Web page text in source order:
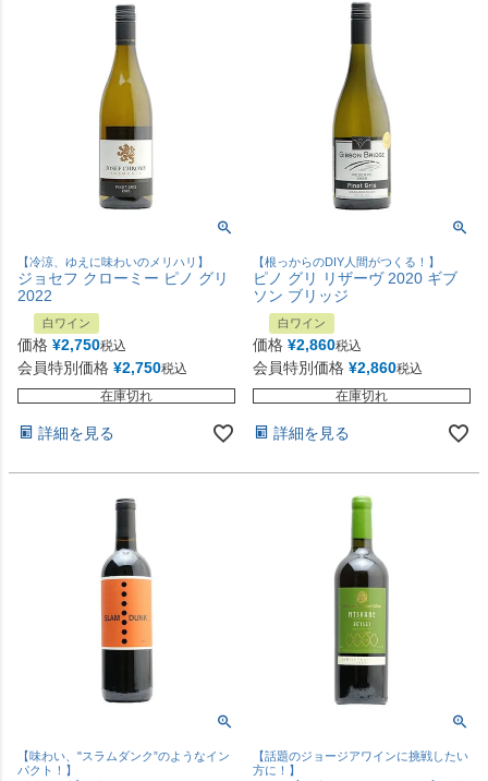
【冷涼、ゆえに味わいのメリハリ】
ジョセフ クローミー ピノ グリ
2022
白ワイン
価格 ¥2,750税込
会員特別価格 ¥2,750税込
在庫切れ
詳細を見る
【根っからのDIY人間がつくる！】
ピノ グリ リザーヴ 2020 ギブ
ソン ブリッジ
白ワイン
価格 ¥2,860税込
会員特別価格 ¥2,860税込
在庫切れ
詳細を見る
【味わい、"スラムダンク”のようなイン
パクト！】
【話題のジョージアワインに挑戦したい
方に！】